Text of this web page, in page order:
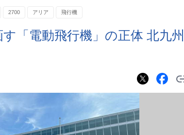
2700 アリア 飛行機
「電動飛行機」の正体 北九州